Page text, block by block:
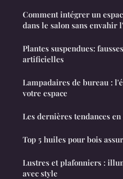
Comment intégrer un
dans le salon sans envahir
Plantes suspendues:
artificielles
Lampadaires de bureau :
votre espace
Les dernières tendances
Top 5 huiles pour bois
Lustres et plafonniers :
avec style